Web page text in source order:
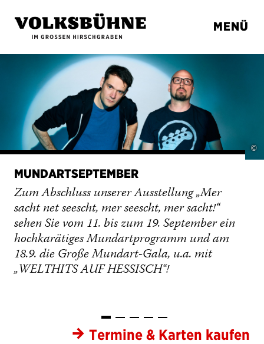
MENÜ
©
OSCAR STRAUS: »DIE LUSTIGEN
NIBELUNGEN« - WEGEN GELDMANGELS
VERSCHOBEN AUF 2027!
Für mehr Infos klicken!